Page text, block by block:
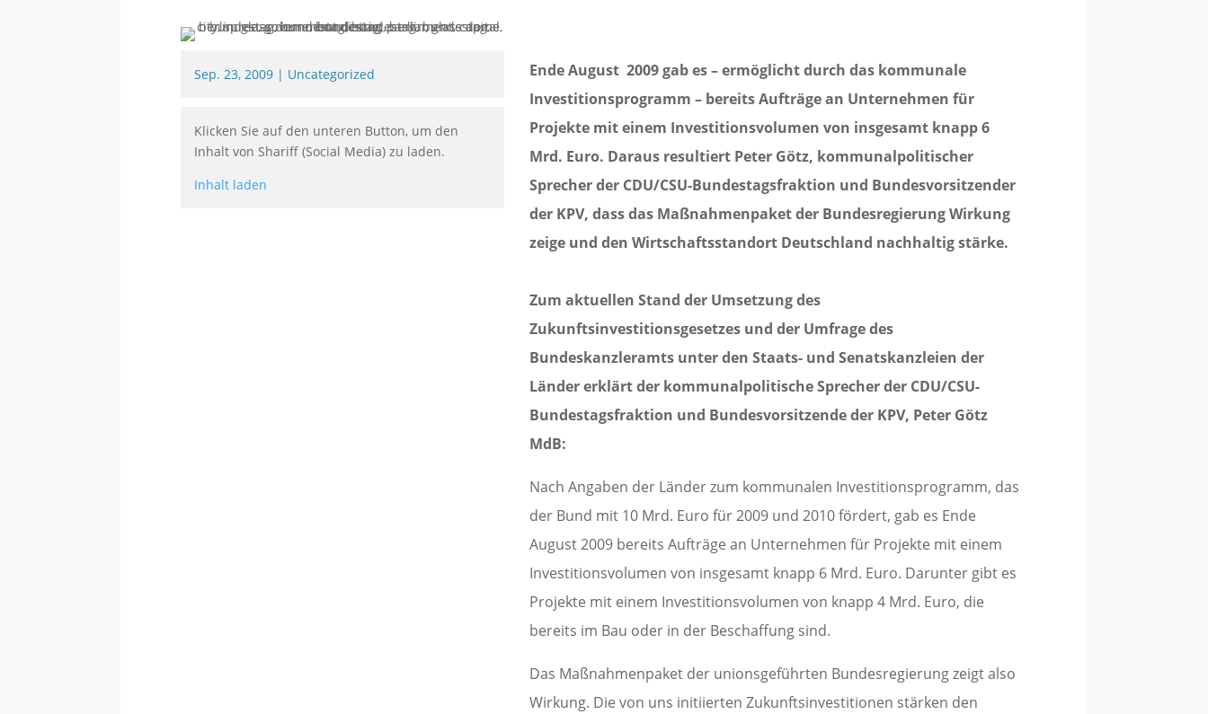
Sep. 23, 2009 | Uncategorized
Klicken Sie auf den unteren Button, um den
Inhalt von Shariff (Social Media) zu laden.
Inhalt laden
Ende August 2009 gab es – ermöglicht durch das kommunale
Investitionsprogramm – bereits Aufträge an Unternehmen für
Projekte mit einem Investitionsvolumen von insgesamt knapp 6
Mrd. Euro. Daraus resultiert Peter Götz, kommunalpolitischer
Sprecher der CDU/CSU-Bundestagsfraktion und Bundesvorsitzender
der KPV, dass das Maßnahmenpaket der Bundesregierung Wirkung
zeige und den Wirtschaftsstandort Deutschland nachhaltig stärke.
Zum aktuellen Stand der Umsetzung des
Zukunftsinvestitionsgesetzes und der Umfrage des
Bundeskanzleramts unter den Staats- und Senatskanzleien der
Länder erklärt der kommunalpolitische Sprecher der CDU/CSU-
Bundestagsfraktion und Bundesvorsitzende der KPV, Peter Götz
MdB:
Nach Angaben der Länder zum kommunalen Investitionsprogramm, das
der Bund mit 10 Mrd. Euro für 2009 und 2010 fördert, gab es Ende
August 2009 bereits Aufträge an Unternehmen für Projekte mit einem
Investitionsvolumen von insgesamt knapp 6 Mrd. Euro. Darunter gibt es
Projekte mit einem Investitionsvolumen von knapp 4 Mrd. Euro, die
bereits im Bau oder in der Beschaffung sind.
Das Maßnahmenpaket der unionsgeführten Bundesregierung zeigt also
Wirkung. Die von uns initiierten Zukunftsinvestitionen stärken den